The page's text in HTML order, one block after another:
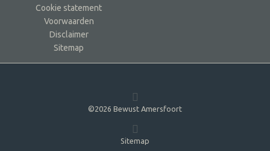
Cookie statement
Voorwaarden
Disclaimer
Sitemap
©2026 Bewust Amersfoort
Sitemap